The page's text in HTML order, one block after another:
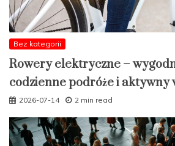
Bez kategorii
Rowery elektryczne –
codzienne podróże i aktywny
2026-07-14 2 min read